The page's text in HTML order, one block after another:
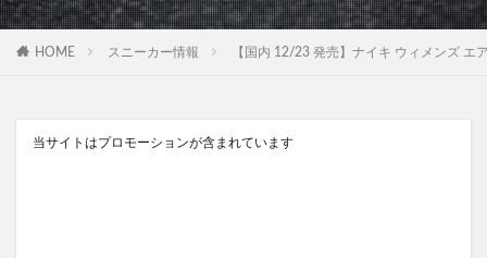
HOME スニーカー情報 【国内 12/23 発売】ナイキ ウィメンズ エ
当サイトはプロモーションが含まれています